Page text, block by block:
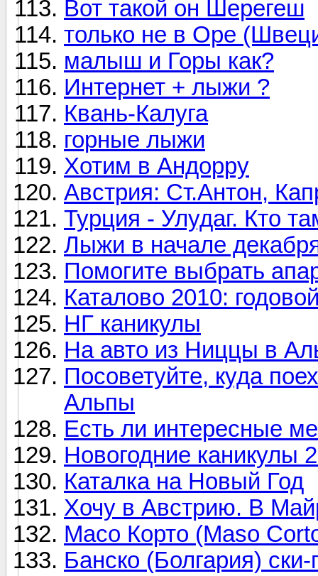
Вот такой он Шерегеш
только не в Оре
малыш и Горы как?
Интернет + лыжи ?
Квань-Калуга
горные лыжи
Хотим в Андорру
Австрия: Ст.Антон,
Турция - Улудаг. Кто
Лыжи в начале
Помогите выбрать
Каталово 2010:
НГ каникулы
На авто из Ниццы в
Посоветуйте, куда
Альпы
Есть ли интересные
Новогодние каникулы
Каталка на Новый Год
Хочу в Австрию. В
Масо Корто (Maso
Банско (Болгария)